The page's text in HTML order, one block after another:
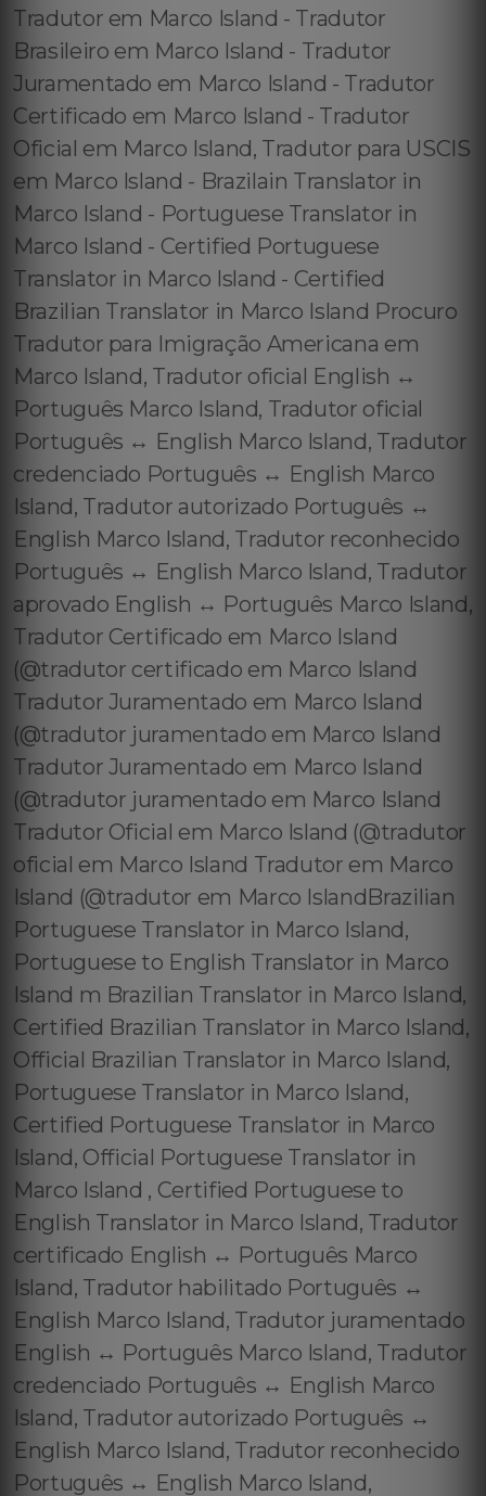
Tradutor em Marco Island - Tradutor
Brasileiro em Marco Island - Tradutor
Juramentado em Marco Island - Tradutor
Certificado em Marco Island - Tradutor
Oficial em Marco Island, Tradutor para USCIS
em Marco Island - Brazilain Translator in
Marco Island - Portuguese Translator in
Marco Island - Certified Portuguese
Translator in Marco Island - Certified
Brazilian Translator in Marco Island Procuro
Tradutor para Imigração Americana em
Marco Island, Tradutor oficial English ↔️
Português Marco Island, Tradutor oficial
Português ↔️ English Marco Island, Tradutor
credenciado Português ↔️ English Marco
Island, Tradutor autorizado Português ↔️
English Marco Island, Tradutor reconhecido
Português ↔️ English Marco Island, Tradutor
aprovado English ↔️ Português Marco Island,
Tradutor Certificado em Marco Island
(@tradutor certificado em Marco Island
Tradutor Juramentado em Marco Island
(@tradutor juramentado em Marco Island
Tradutor Juramentado em Marco Island
(@tradutor juramentado em Marco Island
Tradutor Oficial em Marco Island (@tradutor
oficial em Marco Island Tradutor em Marco
Island (@tradutor em Marco IslandBrazilian
Portuguese Translator in Marco Island,
Portuguese to English Translator in Marco
Island m Brazilian Translator in Marco Island,
Certified Brazilian Translator in Marco Island,
Official Brazilian Translator in Marco Island,
Portuguese Translator in Marco Island,
Certified Portuguese Translator in Marco
Island, Official Portuguese Translator in
Marco Island , Certified Portuguese to
English Translator in Marco Island, Tradutor
certificado English ↔️ Português Marco
Island, Tradutor habilitado Português ↔️
English Marco Island, Tradutor juramentado
English ↔️ Português Marco Island, Tradutor
credenciado Português ↔️ English Marco
Island, Tradutor autorizado Português ↔️
English Marco Island, Tradutor reconhecido
Português ↔️ English Marco Island,